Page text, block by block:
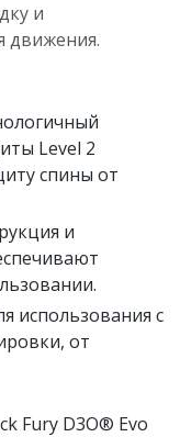
и
движения.
Level 2
спины от
и
использования с
от
Fury D3O® Evo